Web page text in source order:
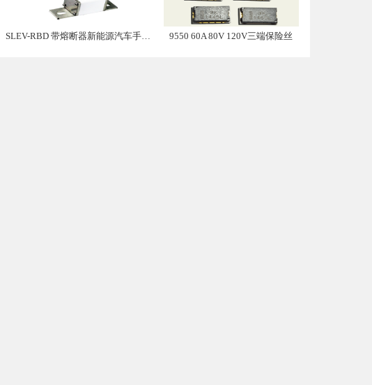
SLEV-RBD 带熔断器新能源汽车手动维修盒子 9550 60A 80V 120V三端保险丝